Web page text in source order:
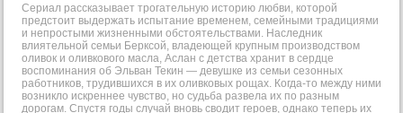
Сериал рассказывает трогательную историю любви, которой
предстоит выдержать испытание временем, семейными традициями
и непростыми жизненными обстоятельствами. Наследник
влиятельной семьи Берксой, владеющей крупным производством
оливок и оливкового масла, Аслан с детства хранит в сердце
воспоминания об Эльван Текин — девушке из семьи сезонных
работников, трудившихся в их оливковых рощах. Когда-то между ними
возникло искреннее чувство, но судьба развела их по разным
дорогам. Спустя годы случай вновь сводит героев, однако теперь их